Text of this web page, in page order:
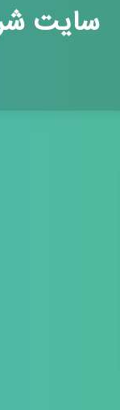
سایت